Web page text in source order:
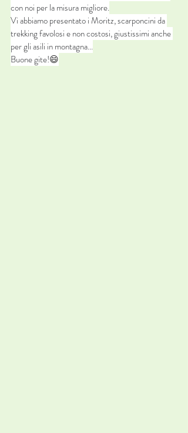
con noi per la misura migliore.
Vi abbiamo presentato i Moritz, scarponcini da
trekking favolosi e non costosi, giustissimi anche
per gli asili in montagna...
Buone gite!😄